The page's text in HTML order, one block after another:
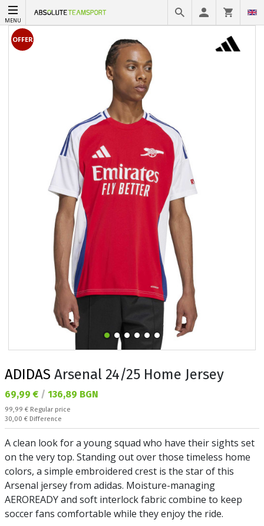
MENU
OFFER
ADIDAS Arsenal 24/25 Home Jersey
Текуща цена:
69,99 € / 136,89 BGN
Regular price:
99,99 € Regular price
Спестявате:
30,00 € Difference
A clean look for a young squad who have their sights set
on the very top. Standing out over those timeless home
colors, a simple embroidered crest is the star of this
Arsenal jersey from adidas. Moisture-managing
AEROREADY and soft interlock fabric combine to keep
soccer fans comfortable while they enjoy the ride.